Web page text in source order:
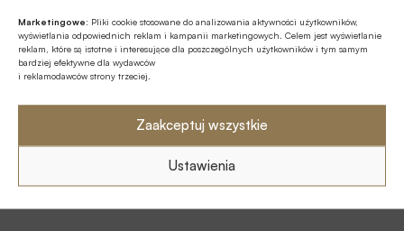
Marketingowe: Pliki cookie stosowane do analizowania aktywności użytkowników,
wyświetlania odpowiednich reklam i kampanii marketingowych. Celem jest wyświetlanie
reklam, które są istotne i interesujące dla poszczególnych użytkowników i tym samym
bardziej efektywne dla wydawców
i reklamodawców strony trzeciej.
Zaakceptuj wszystkie
Ustawienia
Bankowość spółdzielcza Cyfryzacja / Digitalizacja
Podpis elektroniczny / e-Podpis SGB-Bank SA
System Usług SGB / SUS Transformacja cyfrowa